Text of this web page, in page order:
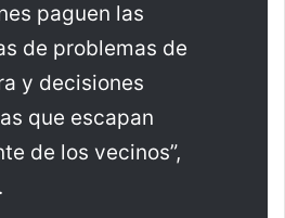
paguen las
de problemas de
y decisiones
que escapan
de los vecinos”,